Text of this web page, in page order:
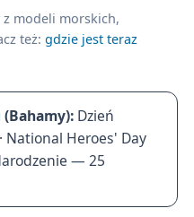
modeli morskich,
też: gdzie jest teraz
Dzień
Heroes' Day
— 25